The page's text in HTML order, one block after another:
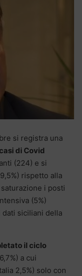
si registra una
di Covid
(224) e si
rispetto alla
i posti
(5%)
dati siciliani della
il ciclo
a cui
2,5%) solo con